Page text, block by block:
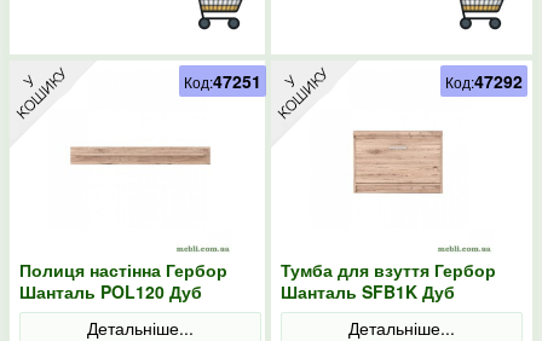
Полиця настінна Гербор
Шанталь POL120 Дуб
санремо світлий
Детальніше...
Код:47251
Тумба для взуття Гербор
Шанталь SFB1K Дуб
санремо світлий
Детальніше...
Код:47292